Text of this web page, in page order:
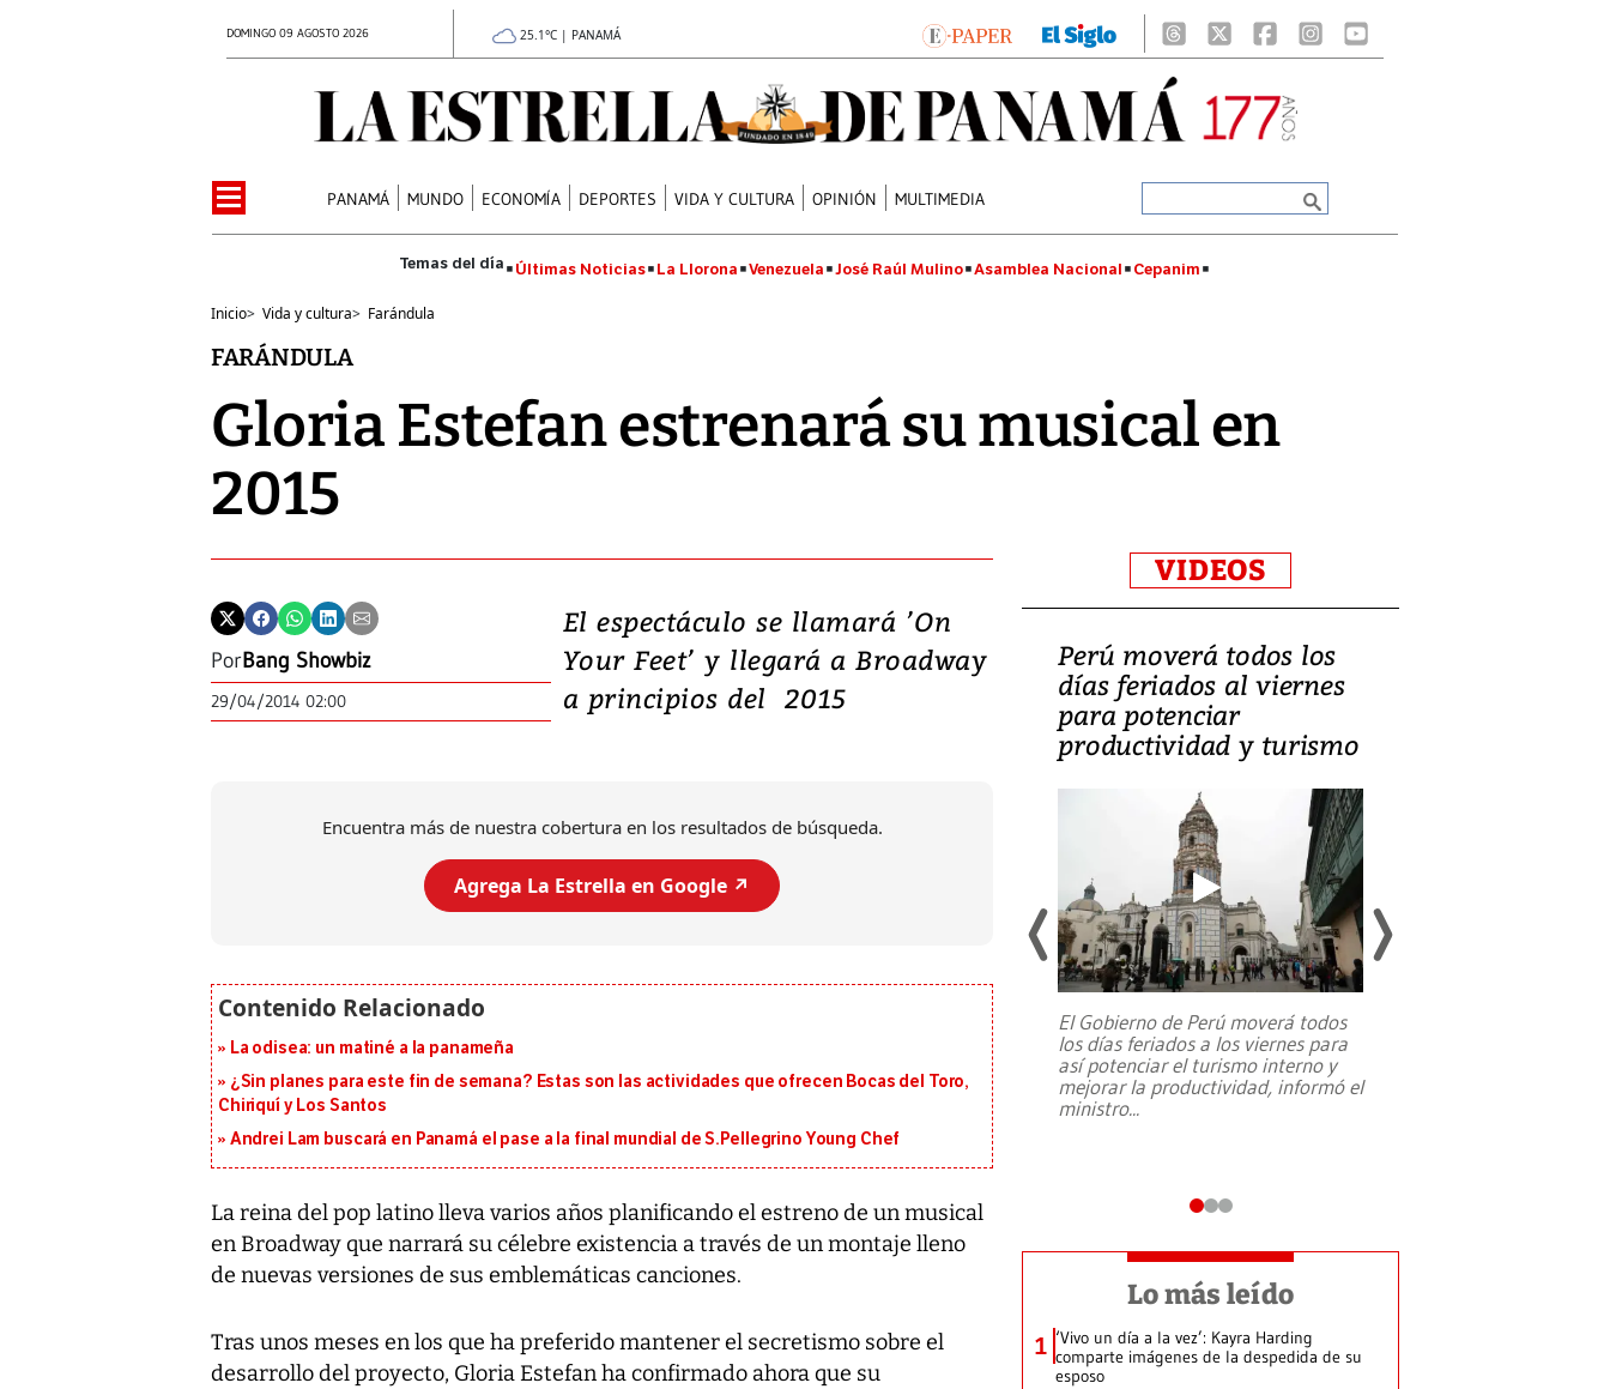
DOMINGO 09 AGOSTO 2026 25.1°C | PANAMÁ
PANAMÁ MUNDO ECONOMÍA DEPORTES VIDA Y CULTURA OPINIÓN MULTIMEDIA
Últimas Noticias La Llorona Venezuela José Raúl Mulino Asamblea Nacional Cepanim
Inicio> Vida y cultura> Farándula
FARÁNDULA
Gloria Estefan estrenará su musical en
2015
PorBang Showbiz
29/04/2014 02:00
El espectáculo se llamará ’On
Your Feet’ y llegará a Broadway
a principios del 2015
Encuentra más de nuestra cobertura en los resultados de búsqueda.
Agrega La Estrella en Google ↗️
La odisea: un matiné a la panameña
¿Sin planes para este fin de semana? Estas son las actividades que ofrecen Bocas del Toro,
Chiriquí y Los Santos
Andrei Lam buscará en Panamá el pase a la final mundial de S.Pellegrino Young Chef
La reina del pop latino lleva varios años planificando el estreno de un musical
en Broadway que narrará su célebre existencia a través de un montaje lleno
de nuevas versiones de sus emblemáticas canciones.
Tras unos meses en los que ha preferido mantener el secretismo sobre el
desarrollo del proyecto, Gloria Estefan ha confirmado ahora que su
VIDEOS
Video: Lula lanza su
candidatura con
promesas de inversión
referencias hacia sus adversarios, el
presidente de Brasil, Luiz Inácio Lula
candidatura...
Perú moverá todos los
días feriados al viernes
para potenciar
productividad y turismo
El Gobierno de Perú moverá todos
los días feriados a los viernes para
así potenciar el turismo interno y
mejorar la productividad, informó el
ministro...
Lo más leído
1 ‘Vivo un día a la vez’: Kayra Harding
comparte imágenes de la despedida de su
esposo